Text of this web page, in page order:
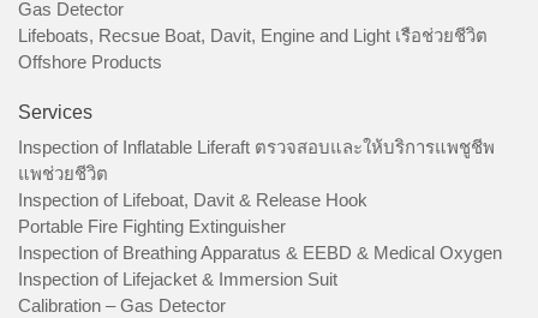
Gas Detector
Lifeboats, Recsue Boat, Davit, Engine and Light เรือช่วยชีวิต
Offshore Products
Services
Inspection of Inflatable Liferaft ตรวจสอบและให้บริการแพชูชีพ
แพช่วยชีวิต
Inspection of Lifeboat, Davit & Release Hook
Portable Fire Fighting Extinguisher
Inspection of Breathing Apparatus & EEBD & Medical Oxygen
Inspection of Lifejacket & Immersion Suit
Calibration – Gas Detector